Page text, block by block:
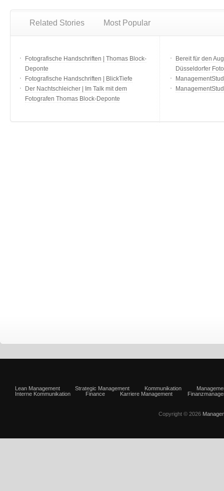
Related Stories Most Popular
Fotografische Handschriften | Thomas Block-
Deponte
Fotografische Handschriften | BlickTiefe
Der Nachtschleicher | Im Talk mit dem
Fotografen Thomas Block-Deponte
Bereit für den
Düsseldorfer
Lean Management Strategic Management Kommunikation
Interne Kommunikation
Finance Karriere Management
Copyright © 2026